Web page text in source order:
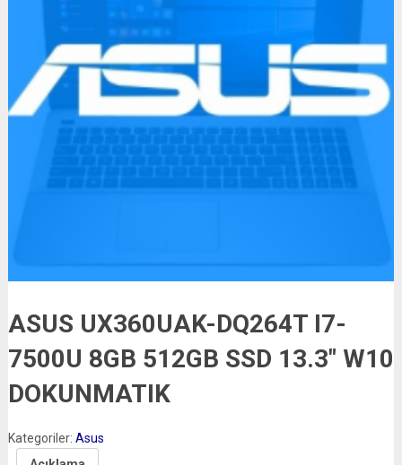
ASUS UX360UAK-DQ264T I7-
7500U 8GB 512GB SSD 13.3″ W10
DOKUNMATIK
Kategoriler: Asus